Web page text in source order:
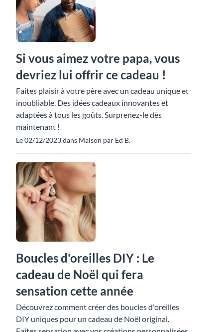
Si vous aimez votre papa, vous
devriez lui offrir ce cadeau !
Faites plaisir à votre père avec un cadeau unique et
inoubliable. Des idées cadeaux innovantes et
adaptées à tous les goûts. Surprenez-le dès
maintenant !
Le 02/12/2023 dans Maison par Ed B.
Boucles d'oreilles DIY : Le
cadeau de Noël qui fera
sensation cette année
Découvrez comment créer des boucles d'oreilles
DIY uniques pour un cadeau de Noël original.